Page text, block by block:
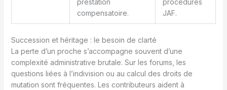
prestation
compensatoire.
procédures
JAF.
Succession et héritage : le besoin de clarté
La perte d’un proche s’accompagne souvent d’une
complexité administrative brutale. Sur les forums, les
questions liées à l’indivision ou au calcul des droits de
mutation sont fréquentes. Les contributeurs aident à